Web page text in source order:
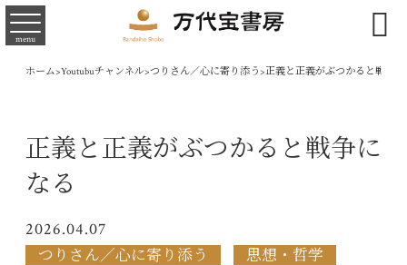
menu 
ホーム>Youtubuチャンネル>つりさん／心に寄り添う>正義と正義がぶつかると戦争
正義と正義がぶつかると戦争に
なる
2026.04.07
つりさん／心に寄り添う
思想・哲学